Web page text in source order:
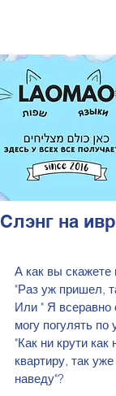
Слэнг на
А как вы скажете
"Раз уж пришел,
Или " Я всеравно
могу погулять
"Как ни крути как
квартиру, так
наведу"?